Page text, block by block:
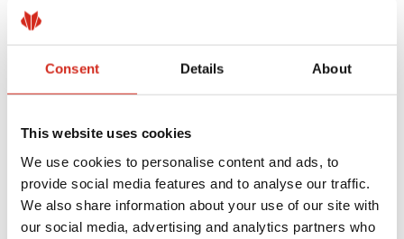
Consent Details About
This website uses cookies
We use cookies to personalise content and ads, to
provide social media features and to analyse our traffic.
We also share information about your use of our site with
our social media, advertising and analytics partners who
Plugin Revit BP2